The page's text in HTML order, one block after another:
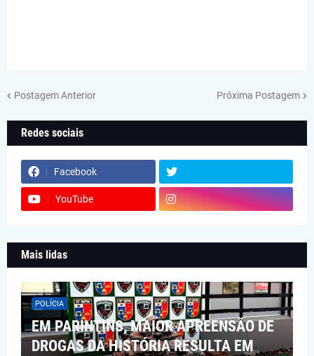
Postagem Anterior Próxima Postagem
Redes sociais
Facebook
YouTube
Mais lidas
POLÍCIA
EM PARINTINS, MAIOR APREENSÃO DE
DROGAS DA HISTÓRIA RESULTA EM